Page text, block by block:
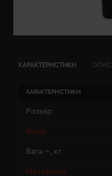
ХАРАКТЕРИСТИКИ ОПИС
ХАРАКТЕРИСТИКИ
Розмір
Колір
Вага ~, кг
Матеріали